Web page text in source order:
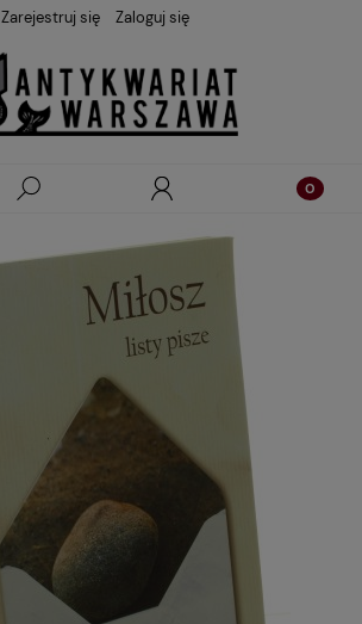
Zarejestruj się Zaloguj się